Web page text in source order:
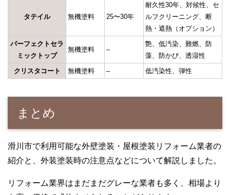
タテイル 無機塗料 25〜30年
耐久性30年、対候性、セ
ルフクリーニング、断
熱・遮熱（オプション）
パーフェクトセラ
ミックトップ
無機塗料 –
艶、低汚染、難燃、防
藻、防かび、透湿性
クリスタコート
無機塗料 – 低汚染性、弾性
まとめ
滑川市で利用可能な外壁塗装・屋根塗装リフォーム業者の
紹介と、外装塗装時の注意点などについて解説しました。
リフォーム業界はまだまだグレーな業者も多く、相場より